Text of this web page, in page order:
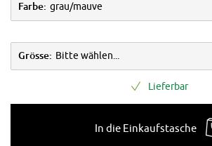
Farbe: grau/mauve
Grösse: Bitte wählen...
Lieferbar
In die Einkaufstasche